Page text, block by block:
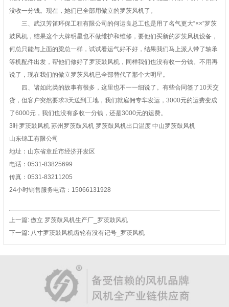
没收一分钱。现在，她们已全部用傲立的罗茨风机了。
三、武汉芳笛环保工程有限公司的何运良总工也是用了名气更大“××”罗茨
鼓风机，结果这个大牌明星也不做维护和维修，要他们买新的罗茨风机设备，
何总只能与上面的梁总一样，试试看运气好不好，结果我们马上派人带了轴承
等机配件出发，帮他们修好了罗茨鼓风机，同样我们也没有收一分钱。不用再
说了，现在我们的傲立罗茨风机已全部替代了那个大明星。
四、诸如此类的故事有很多，这里也不一一细说了。有些合同签了10天交
货，但客户突然要求3天送到工地，我们就雇佣专车发运，3000元的运费变成
了6000元，我们也没有多收一分钱，还是3000元的运费。
3叶罗茨鼓风机 苏州罗茨鼓风机 罗茨鼓风机出口温度 中山罗茨鼓风机
山东锦工有限公司
地址：山东省章丘市经济开发区
电话：0531-83825699
传真：0531-83211205
24小时销售服务电话：15066131928
上一篇: 傲立 罗茨鼓风机生产厂_罗茨鼓风机
下一篇: 八寸罗茨鼓风机齿轮有没有记号_罗茨风机